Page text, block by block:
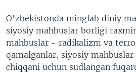
O'zbekistonda minglab diniy
siyosiy mahbuslar borligi
mahbuslar - radikalizm va
qamalganlar, siyosiy
chiqqani uchun sudlangan